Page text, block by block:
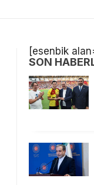
[esenbik
SON